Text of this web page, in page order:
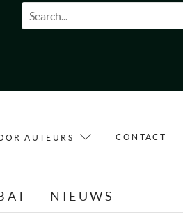
Zoekveld
AUTEURS CONTACT
NIEUWS